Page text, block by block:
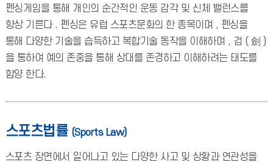
펜싱게임을 통해 개인의 순간적인 운동 감각 및 신체 밸런스를
향상 기른다 . 펜싱은 유럽 스포츠문화의 한 종목이며 , 펜싱을
통해 다양한 기술을 습득하고 복합기술 동작을 이해하며 , 검 ( 劍 )
을 통하여 예의 존중을 통해 상대를 존경하고 이해하려는 태도를
함양 한다.
스포츠법률 (Sports Law)
스포츠 장면에서 일어나고 있는 다양한 사고 및 상황과 연관성을